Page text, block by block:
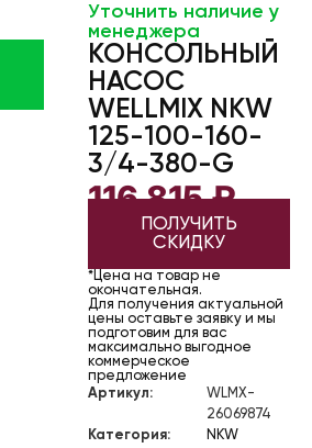
Уточнить наличие у
менеджера
КОНСОЛЬНЫЙ
НАСОС
WELLMIX NKW
125-100-160-
3/4-380-G
116 815₽
ПОЛУЧИТЬ
СКИДКУ
*Цена на товар не
окончательная.
Для получения актуальной
цены оставьте заявку и мы
подготовим для вас
максимально выгодное
коммерческое
предложение
Артикул:
WLMX-
26069874
Категория:
NKW